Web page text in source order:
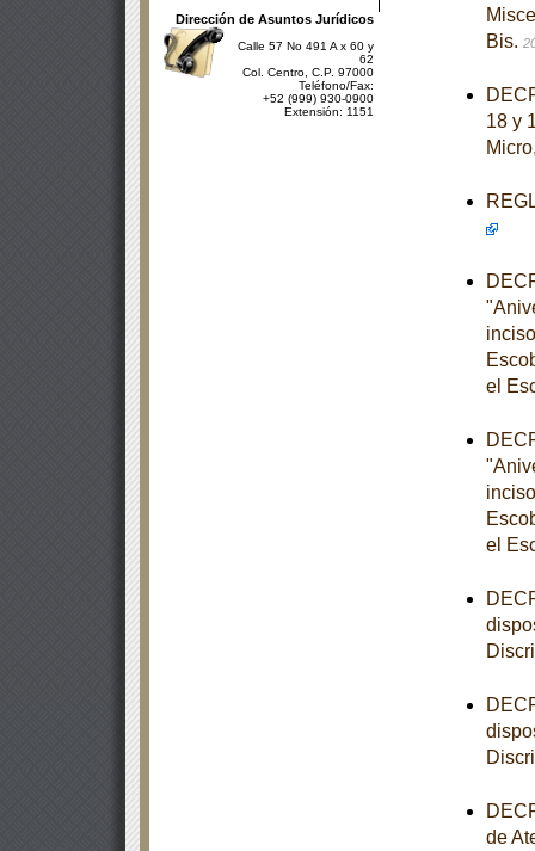
Dirección de Asuntos Jurídicos
Calle 57 No 491 A x 60 y
62
Col. Centro, C.P. 97000
Teléfono/Fax:
+52 (999) 930-0900
Extensión: 1151
Bis.
18 y
el
el
de